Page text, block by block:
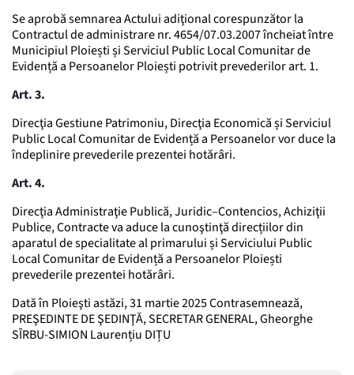
Se aprobă semnarea Actului adiţional corespunzător la
Contractul de administrare nr. 4654/07.03.2007 încheiat între
Municipiul Ploiești și Serviciul Public Local Comunitar de
Evidență a Persoanelor Ploiești potrivit prevederilor art. 1.
Art. 3.
Direcţia Gestiune Patrimoniu, Direcţia Economică și Serviciul
Public Local Comunitar de Evidență a Persoanelor vor duce la
îndeplinire prevederile prezentei hotărâri.
Art. 4.
Direcţia Administraţie Publică, Juridic–Contencios, Achiziţii
Publice, Contracte va aduce la cunoştinţă direcțiilor din
aparatul de specialitate al primarului și Serviciului Public
Local Comunitar de Evidență a Persoanelor Ploiești
prevederile prezentei hotărâri.
Dată în Ploieşti astăzi, 31 martie 2025 Contrasemnează,
PREŞEDINTE DE ŞEDINŢĂ, SECRETAR GENERAL, Gheorghe
SÎRBU-SIMION Laurențiu DIȚU